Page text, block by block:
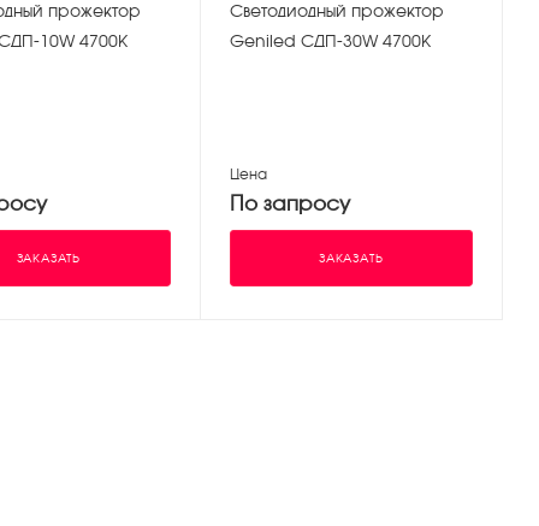
прожектор
10W 4700K
ЗАКАЗАТЬ
Светодиодный прожектор
Geniled СДП-30W 4700K
Цена
По запросу
ЗАКАЗАТЬ